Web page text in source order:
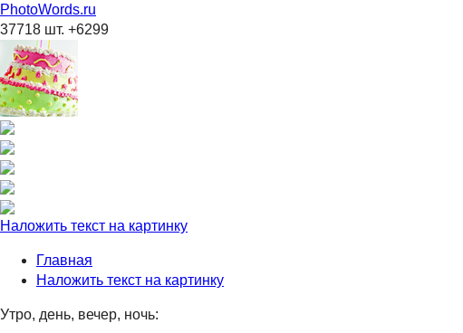
PhotoWords.ru
37718 шт. +6299
Наложить текст на картинку
Главная
Наложить текст на картинку
Утро, день, вечер, ночь: